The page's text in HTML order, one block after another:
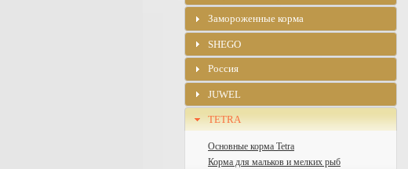
Замороженные корма
SHEGO
Россия
JUWEL
TETRA
Основные корма Tetra
Корма для мальков и мелких рыб